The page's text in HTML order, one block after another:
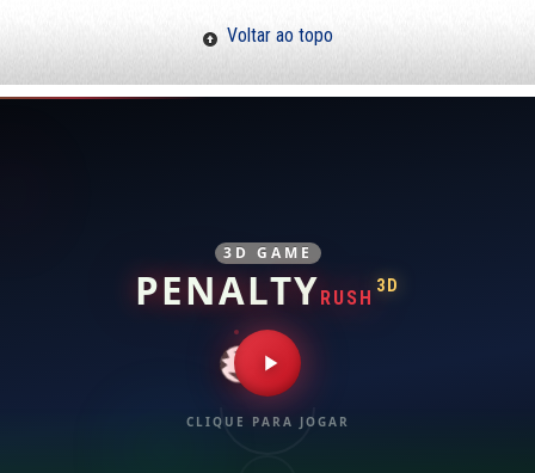
Voltar ao topo
3D GAME
PENALTYRUSH
3D
CLIQUE PARA JOGAR